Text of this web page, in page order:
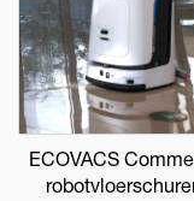
ECOVACS